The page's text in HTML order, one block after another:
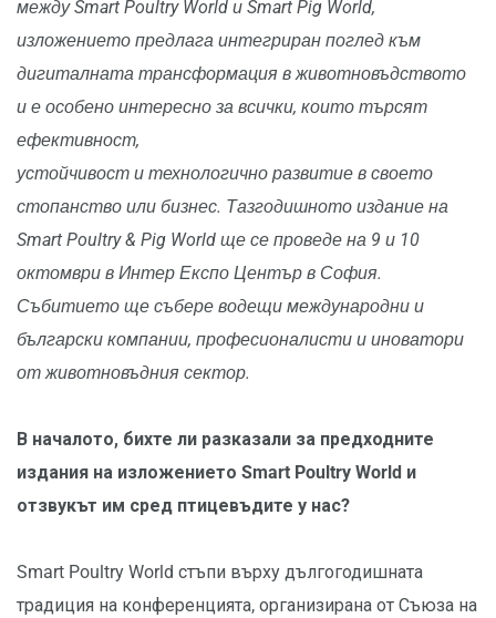
между Smart Poultry World и Smart Pig World,
изложението предлага интегриран поглед към
дигиталната трансформация в животновъдството
и е особено интересно за всички, които търсят
ефективност,
устойчивост и технологично развитие в своето
стопанство или бизнес. Тазгодишното издание на
Smart Poultry & Pig World ще се проведе на 9 и 10
октомври в Интер Експо Център в София.
Събитието ще събере водещи международни и
български компании, професионалисти и иноватори
от животновъдния сектор.
В началото, бихте ли разказали за предходните
издания на изложението Smart Poultry World и
отзвукът им сред птицевъдите у нас?
Smart Poultry World стъпи върху дългогодишната
традиция на конференцията, организирана от Съюза на